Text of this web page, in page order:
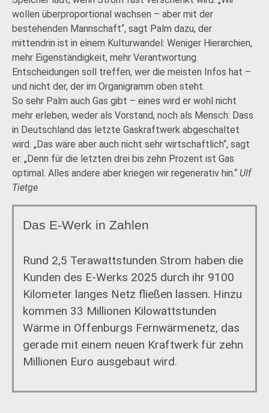
wollen überproportional wachsen – aber mit der
bestehenden Mannschaft“, sagt Palm dazu, der
mittendrin ist in einem Kulturwandel: Weniger Hierarchien,
mehr Eigenständigkeit, mehr Verantwortung.
Entscheidungen soll treffen, wer die meisten Infos hat –
und nicht der, der im Organigramm oben steht.
So sehr Palm auch Gas gibt – eines wird er wohl nicht
mehr erleben, weder als Vorstand, noch als Mensch: Dass
in Deutschland das letzte Gaskraftwerk abgeschaltet
wird. „Das wäre aber auch nicht sehr wirtschaftlich“, sagt
er. „Denn für die letzten drei bis zehn Prozent ist Gas
optimal. Alles andere aber kriegen wir regenerativ hin.“ Ulf
Tietge
Das E-Werk in Zahlen
Rund 2,5 Terawattstunden Strom haben die
Kunden des E-Werks 2025 durch ihr 9100
Kilometer langes Netz fließen lassen. Hinzu
kommen 33 Millionen Kilowattstunden
Wärme in Offenburgs Fernwärmenetz, das
gerade mit einem neuen Kraftwerk für zehn
Millionen Euro ausgebaut wird.